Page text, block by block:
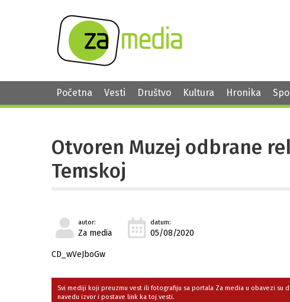
Početna Vesti Društvo Kultura Hronika
Otvoren Muzej odbrane
Temskoj
autor:
Za media
datum:
05/08/2020
CD_wVeJboGw
Svi mediji koji preuzmu vest ili fotografiju sa portala Za media u obavezi su
navedu izvor i postave link ka toj vesti.